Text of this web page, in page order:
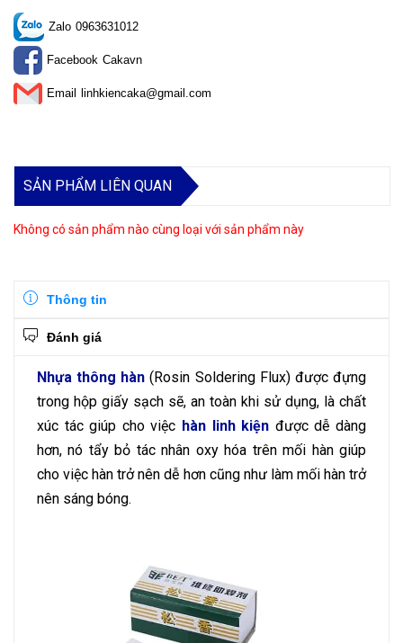
Zalo 0963631012
Facebook Cakavn
Email linhkiencaka@gmail.com
SẢN PHẨM LIÊN QUAN
Không có sản phẩm nào cùng loại với sản phẩm này
Thông tin
Đánh giá
Nhựa thông hàn (Rosin Soldering Flux) được đựng
trong hộp giấy sạch sẽ, an toàn khi sử dụng, là chất
xúc tác giúp cho việc hàn linh kiện được dễ dàng
hơn, nó tẩy bỏ tác nhân oxy hóa trên mối hàn giúp
cho việc hàn trở nên dễ hơn cũng như làm mối hàn trở
nên sáng bóng.